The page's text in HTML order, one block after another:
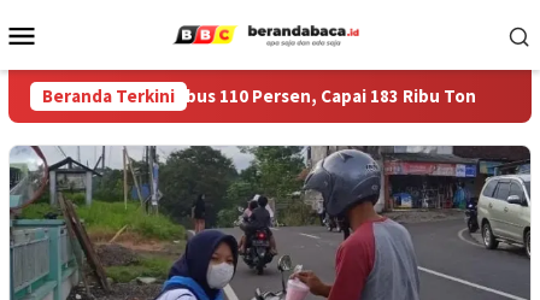
to
Menu
Beranda Terkini
Jember Tembus 110 Persen, Capai 183 Ribu Ton